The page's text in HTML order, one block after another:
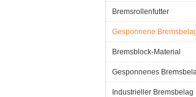
Bremsrollenfutter
Gesponnene
Bremsblock-Material
Gesponnenes
Industrieller Bremsbelag